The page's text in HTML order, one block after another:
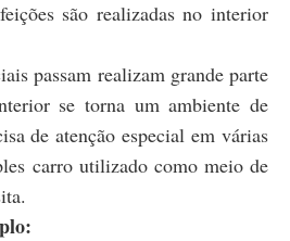
são realizadas no interior
passam realizam grande parte
se torna um ambiente de
de atenção especial em várias
carro utilizado como meio de